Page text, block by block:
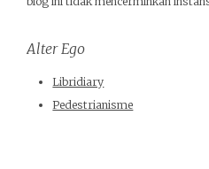
Alter Ego
Libridiary
Pedestrianisme